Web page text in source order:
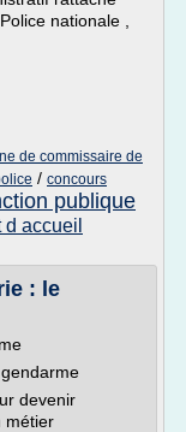
nationale ,
de commissaire de
/ concours
publique
accueil
: le
devenir
métier